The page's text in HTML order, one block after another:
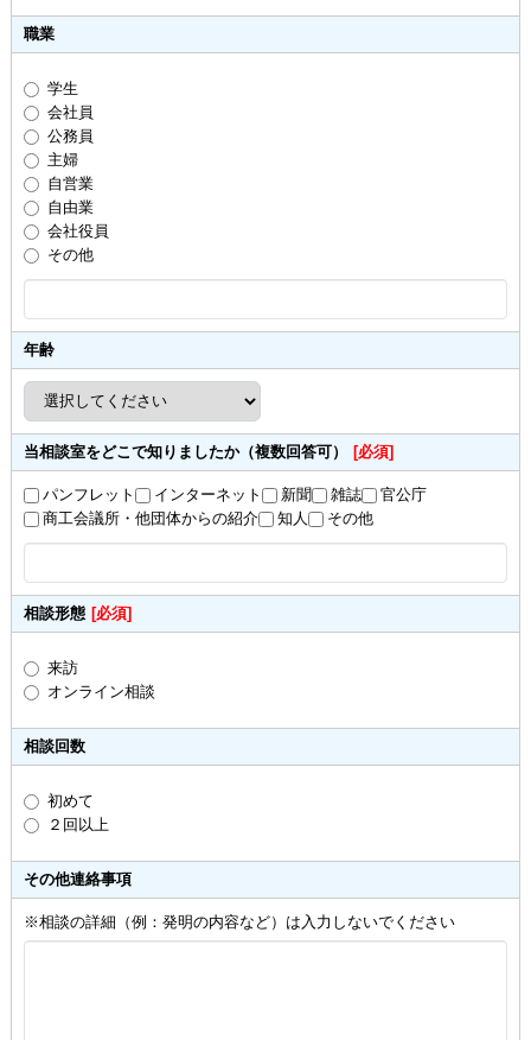
職業
学生
会社員
公務員
主婦
自営業
自由業
会社役員
その他
年齢
当相談室をどこで知りましたか（複数回答可） [必須]
パンフレット インターネット 新聞 雑誌
官公庁
商工会議所・他団体からの紹介
知人 その他
相談形態 [必須]
来訪
オンライン相談
相談回数
初めて
２回以上
その他連絡事項
※相談の詳細（例：発明の内容など）は入力しないでください